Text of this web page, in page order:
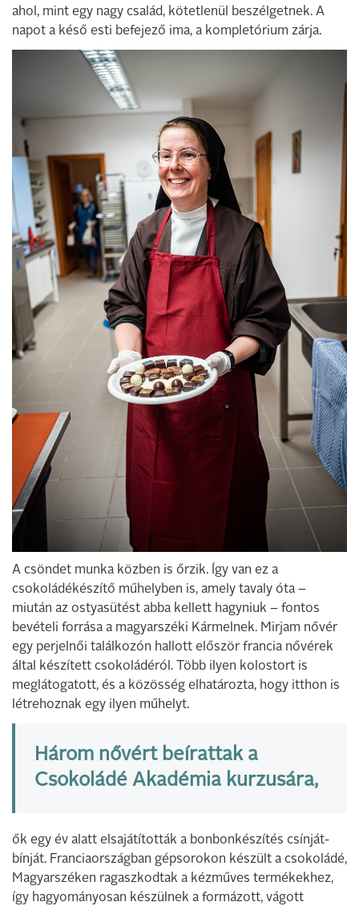
ahol, mint egy nagy család, kötetlenül beszélgetnek. A
napot a késő esti befejező ima, a kompletórium zárja.
A csöndet munka közben is őrzik. Így van ez a
csokoládékészítő műhelyben is, amely tavaly óta −
miután az ostyasütést abba kellett hagyniuk − fontos
bevételi forrása a magyarszéki Kármelnek. Mirjam nővér
egy perjelnői találkozón hallott először francia nővérek
által készített csokoládéról. Több ilyen kolostort is
meglátogatott, és a közösség elhatározta, hogy itthon is
létrehoznak egy ilyen műhelyt.
Három nővért beírattak a
Csokoládé Akadémia kurzusára,
ők egy év alatt elsajátították a bonbonkészítés csínját-
bínját. Franciaországban gépsorokon készült a csokoládé,
Magyarszéken ragaszkodtak a kézműves termékekhez,
így hagyományosan készülnek a formázott, vágott